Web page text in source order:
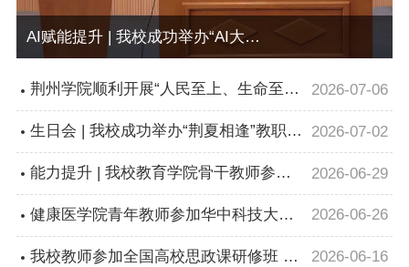
AI赋能提升 | 我校成功举办“AI大模型与AIGC应用”专题讲座
荆州学院顺利开展“人民至上、生命至
上” 线上科普学习，筑牢全民健康安全
防线
2026-07-06
生日会 | 我校成功举办“荆夏相逢”教职工
集体生日会
2026-07-02
能力提升 | 我校教育学院骨干教师参加
首届“德育与班级管理”课程教学研讨会
2026-06-29
健康医学院青年教师参加华中科技大学
医学教师教学能力提升培训
2026-06-26
我校教师参加全国高校思政课研修班 深 2026-06-16